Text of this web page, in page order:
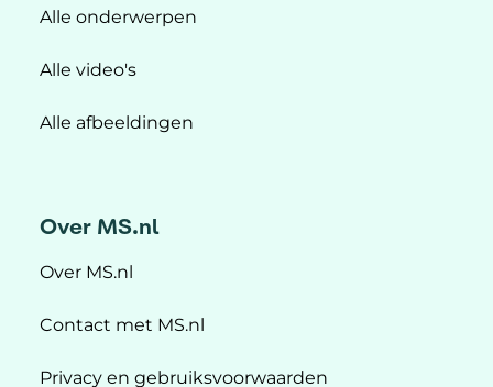
Alle onderwerpen
Alle video's
Alle afbeeldingen
Over MS.nl
Over MS.nl
Contact met MS.nl
Privacy en gebruiksvoorwaarden